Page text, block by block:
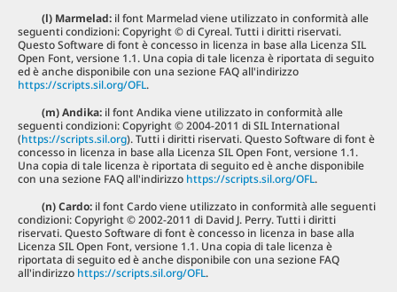
(l) Marmelad: il font Marmelad viene utilizzato in conformità alle
seguenti condizioni: Copyright © di Cyreal. Tutti i diritti riservati.
Questo Software di font è concesso in licenza in base alla Licenza SIL
Open Font, versione 1.1. Una copia di tale licenza è riportata di seguito
ed è anche disponibile con una sezione FAQ all'indirizzo
https://scripts.sil.org/OFL.
(m)Andika: il font Andika viene utilizzato in conformità alle
seguenti condizioni: Copyright © 2004-2011 di SIL International
(https://scripts.sil.org). Tutti i diritti riservati. Questo Software di font è
concesso in licenza in base alla Licenza SIL Open Font, versione 1.1.
Una copia di tale licenza è riportata di seguito ed è anche disponibile
con una sezione FAQ all'indirizzo https://scripts.sil.org/OFL.
(n) Cardo: il font Cardo viene utilizzato in conformità alle seguenti
condizioni: Copyright © 2002-2011 di David J. Perry. Tutti i diritti
riservati. Questo Software di font è concesso in licenza in base alla
Licenza SIL Open Font, versione 1.1. Una copia di tale licenza è
riportata di seguito ed è anche disponibile con una sezione FAQ
all'indirizzo https://scripts.sil.org/OFL.